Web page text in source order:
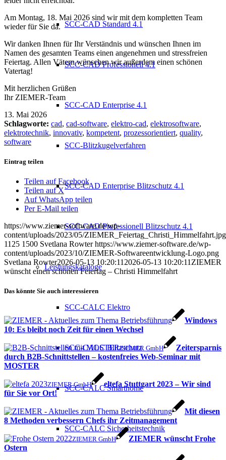
SCC-CAD Standard 4.1
SCC-CAD Professionell 4.1
SCC-CAD Enterprise 4.1
SCC-Blitzkugelverfahren
SCC-CAD Enterprise Blitzschutz 4.1
SCC-CAD Professionell Blitzschutz 4.1
Leistungskataloge
SCC-CALC Elektro
SCC-CALC Blitzschutz
SCC-CALC Smarthome
SCC-CALC Sicherheitstechnik
Am Montag, 18. Mai 2026 sind wir mit dem kompletten Team
wieder für Sie da.
Wir danken Ihnen für Ihr Verständnis und wünschen Ihnen im
Namen des gesamten Teams einen angenehmen und stressfreien
Feiertag. Allen Vätern wünschen wir außerdem einen schönen
Vatertag!
Mit herzlichen Grüßen
Ihr ZIEMER-Team
13. Mai 2026
Schlagworte: cad, cad-software, elektro-cad, elektrosoftware,
elektrotechnik, innovativ, kompetent, prozessorientiert, quality,
software
Eintrag teilen
Teilen auf Facebook
Teilen auf X
Auf WhatsApp teilen
Per E-Mail teilen
https://www.ziemer-software.de/wp-
content/uploads/2023/05/ZIEMER_Feiertag_Christi_Himmelfahrt.jpg
1125 1500 Svetlana Rowter https://www.ziemer-software.de/wp-
content/uploads/2023/10/ZIEMER-Softwareentwicklung-Logo.png
Svetlana Rowter2026-05-13 10:20:11 2026-05-13 10:20:11 ZIEMER
wünscht einen schönen Feiertag – Christi Himmelfahrt
Das könnte Sie auch interessieren
Windows
10: Es bleibt noch Zeit für einen Wechsel
ZIEMER GmbH
Zeitersparnis
durch B2B-Schnittstellen – kostenfreies Web-Seminar mit
MOSTER
ZIEMER GmbH
eltefa Stuttgart 2023 – Wir sind
für Sie vor Ort!
Mit diesen
8 Methoden verbessern Chefs ihr Zeitmanagement
ZIEMER GmbH
ZIEMER wünscht Frohe
Ostern